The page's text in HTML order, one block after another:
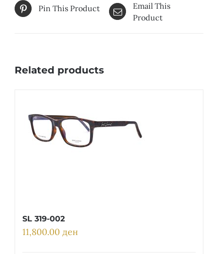
Pin This Product
Email This
Product
Related products
SL 319-002
11,800.00 ден